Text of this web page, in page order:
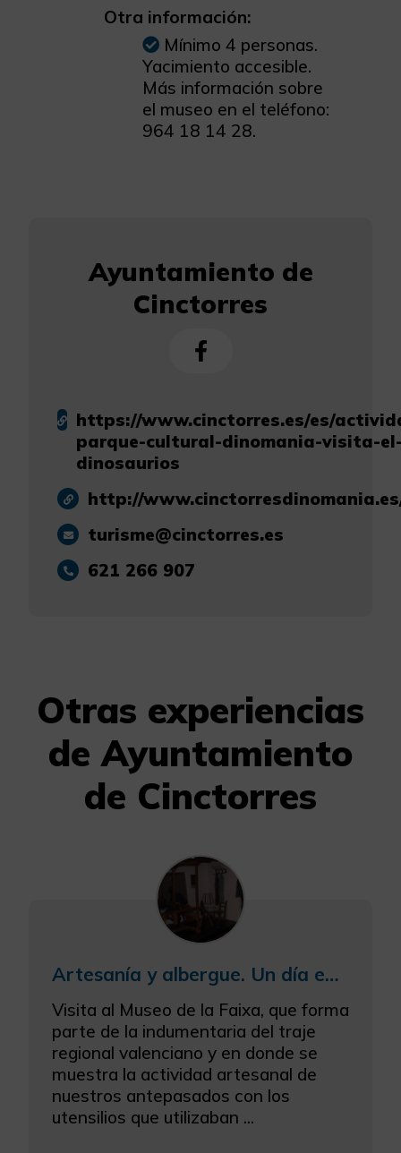
Otra información:
Mínimo 4 personas.
Yacimiento accesible.
Más información sobre
el museo en el teléfono:
964 18 14 28.
Ayuntamiento de
Cinctorres
https://www.cinctorres.es/es/
parque-cultural-dinomania-visita-
dinosaurios
http://
turisme@cinctorres.es
621 266 907
Otras experiencias
de Ayuntamiento
de Cinctorres
Artesanía y albergue. Un día en Cinctorres
Visita al Museo de la Faixa, que forma
parte de la indumentaria del traje
regional valenciano y en donde se
muestra la actividad artesanal de
nuestros antepasados con los
utensilios que utilizaban ...